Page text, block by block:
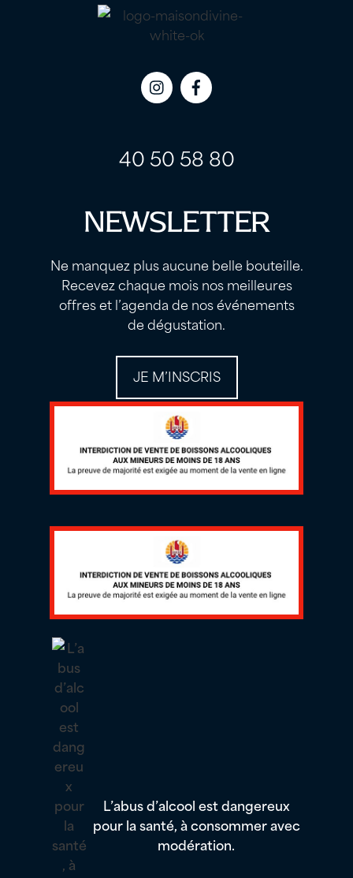
Icon
Icon
40 50 58 80
NEWSLETTER
Ne manquez plus aucune belle bouteille.
Recevez chaque mois nos meilleures
offres et l’agenda de nos événements
de dégustation.
JE M’INSCRIS
L’abus d’alcool est dangereux
pour la santé, à consommer avec
modération.